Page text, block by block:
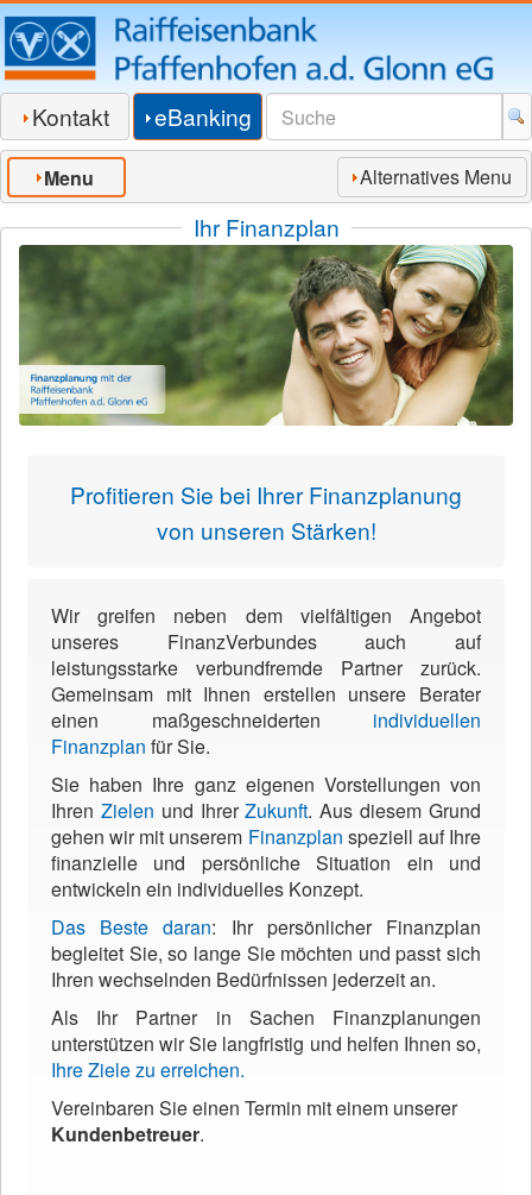
Kontakt eBanking
Menu Alternatives Menu
Ihr Finanzplan
Profitieren Sie bei Ihrer Finanzplanung
von unseren Stärken!
Wir greifen neben dem vielfältigen Angebot
unseres FinanzVerbundes auch auf
leistungsstarke verbundfremde Partner zurück.
Gemeinsam mit Ihnen erstellen unsere Berater
einen maßgeschneiderten individuellen
Finanzplan für Sie.
Sie haben Ihre ganz eigenen Vorstellungen von
Ihren Zielen und IhrerZukunft. Aus diesem Grund
gehen wir mit unserem Finanzplan speziell auf Ihre
finanzielle und persönliche Situation ein und
entwickeln ein individuelles Konzept.
Das Beste daran: Ihr persönlicher Finanzplan
begleitet Sie, so lange Sie möchten und passt sich
Ihren wechselnden Bedürfnissen jederzeit an.
Als Ihr Partner in Sachen Finanzplanungen
unterstützen wir Sie langfristig und helfen Ihnen so,
Ihre Ziele zu erreichen.
Vereinbaren Sie einen Termin mit einem unserer
Kundenbetreuer.